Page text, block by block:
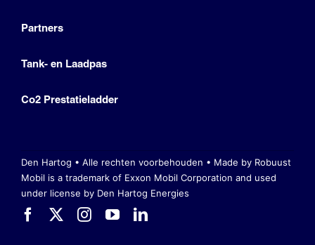
Partners
Tank- en Laadpas
Co2 Prestatieladder
Den Hartog • Alle rechten voorbehouden • Made by Robuust
Mobil is a trademark of Exxon Mobil Corporation and used
under license by Den Hartog Energies